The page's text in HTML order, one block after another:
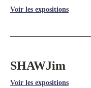
Voir les expositions
SHAWJim
Voir les expositions